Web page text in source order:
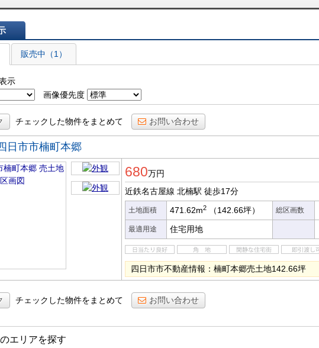
販売中（1）
示
画像優先度
チェックした物件をまとめて お問い合わせ
日市市楠町本郷
680万円
近鉄名古屋線 北楠駅 徒歩17分
土地面積 471.62m2 （142.66坪） 総区画数
最適用途 住宅用地
四日市市不動産情報：楠町本郷売土地142.66坪
チェックした物件をまとめて お問い合わせ
エリアを探す